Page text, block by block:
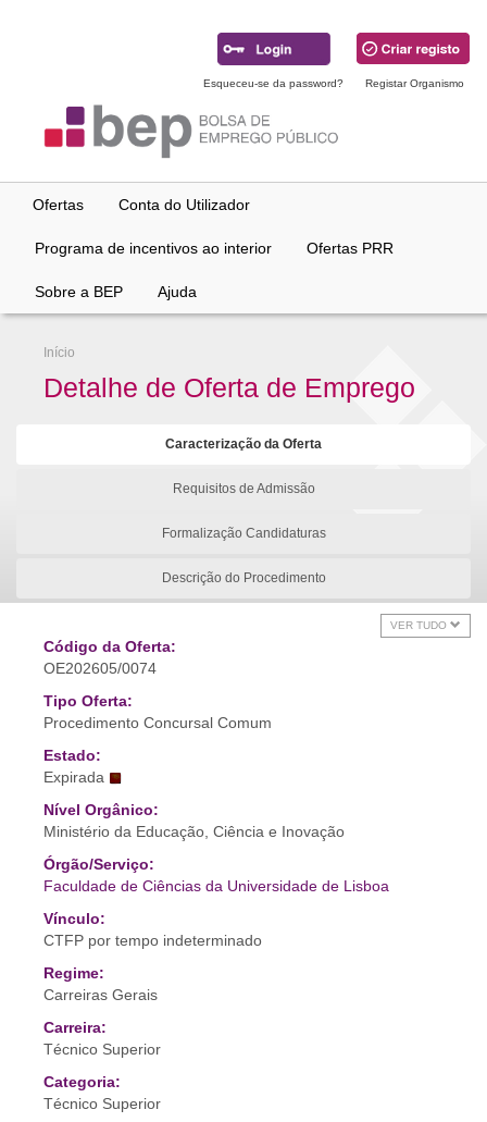
Esqueceu-se da password? Registar Organismo
Ofertas Conta do Utilizador
Programa de incentivos ao interior Ofertas PRR
Sobre a BEP Ajuda
Início
Detalhe de Oferta de Emprego
Caracterização da Oferta
Requisitos de Admissão
Formalização Candidaturas
Descrição do Procedimento
VER TUDO
Código da Oferta:
OE202605/0074
Tipo Oferta:
Procedimento Concursal Comum
Estado:
Expirada
Nível Orgânico:
Ministério da Educação, Ciência e Inovação
Órgão/Serviço:
Faculdade de Ciências da Universidade de Lisboa
Vínculo:
CTFP por tempo indeterminado
Regime:
Carreiras Gerais
Carreira:
Técnico Superior
Categoria:
Técnico Superior